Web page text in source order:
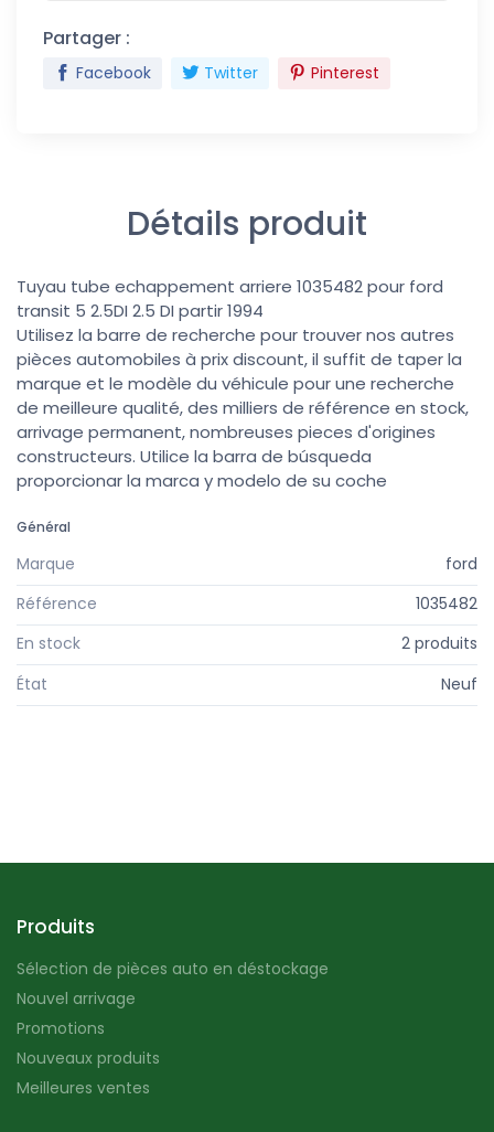
Partager :
Facebook Twitter Pinterest
Détails produit
Tuyau tube echappement arriere 1035482 pour ford
transit 5 2.5DI 2.5 DI partir 1994
Utilisez la barre de recherche pour trouver nos autres
pièces automobiles à prix discount, il suffit de taper la
marque et le modèle du véhicule pour une recherche
de meilleure qualité, des milliers de référence en stock,
arrivage permanent, nombreuses pieces d'origines
constructeurs. Utilice la barra de búsqueda
proporcionar la marca y modelo de su coche
Général
Marque
ford
Référence
1035482
En stock
2 produits
État
Neuf
Produits
Sélection de pièces auto en déstockage
Nouvel arrivage
Promotions
Nouveaux produits
Meilleures ventes